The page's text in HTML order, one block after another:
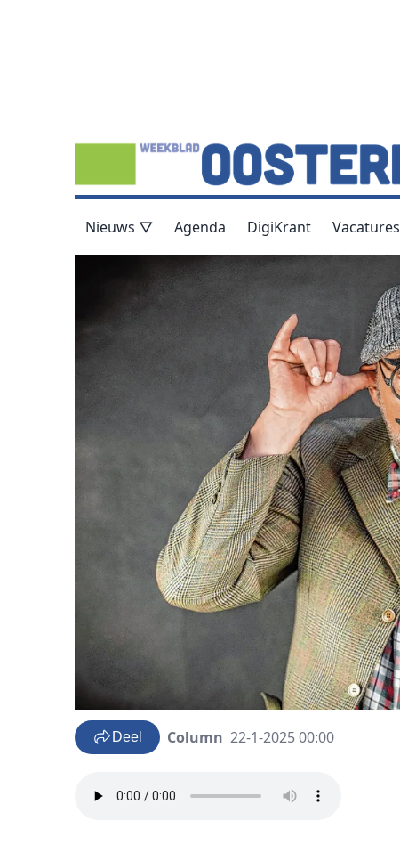
Nieuws ▽ Agenda DigiKrant Vacatures
Deel Column 22-1-2025 00:00